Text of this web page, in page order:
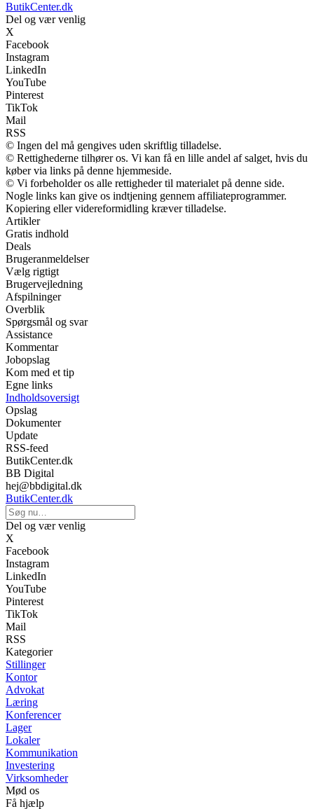
ButikCenter.dk
Del og vær venlig
X
Facebook
Instagram
LinkedIn
YouTube
Pinterest
TikTok
Mail
RSS
© Ingen del må gengives uden skriftlig tilladelse.
© Rettighederne tilhører os. Vi kan få en lille andel af salget, hvis du
køber via links på denne hjemmeside.
© Vi forbeholder os alle rettigheder til materialet på denne side.
Nogle links kan give os indtjening gennem affiliateprogrammer.
Kopiering eller videreformidling kræver tilladelse.
Artikler
Gratis indhold
Deals
Brugeranmeldelser
Vælg rigtigt
Brugervejledning
Afspilninger
Overblik
Spørgsmål og svar
Assistance
Kommentar
Jobopslag
Kom med et tip
Egne links
Indholdsoversigt
Opslag
Dokumenter
Update
RSS-feed
ButikCenter.dk
BB Digital
hej@bbdigital.dk
ButikCenter.dk
Del og vær venlig
X
Facebook
Instagram
LinkedIn
YouTube
Pinterest
TikTok
Mail
RSS
Kategorier
Stillinger
Kontor
Advokat
Læring
Konferencer
Lager
Lokaler
Kommunikation
Investering
Virksomheder
Mød os
Få hjælp